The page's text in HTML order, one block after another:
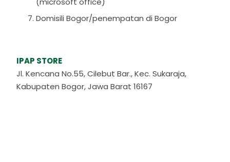
Domisili Bogor/penempatan di Bogor
IPAP STORE
Jl. Kencana No.55, Cilebut Bar., Kec. Sukaraja,
Kabupaten Bogor, Jawa Barat 16167